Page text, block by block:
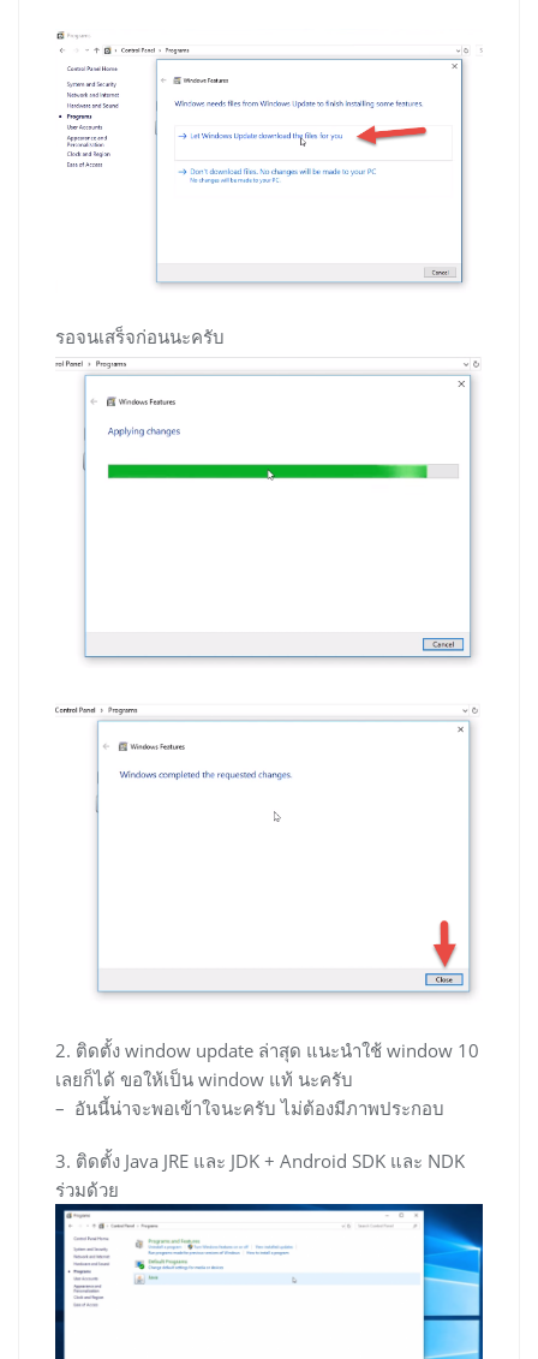
รอจนเสร็จก่อนนะครับ
2. ติดตั้ง window update ล่าสุด แนะนำใช้ window 10
เลยก็ได้ ขอให้เป็น window แท้ นะครับ
– อันนี้น่าจะพอเข้าใจนะครับ ไม่ต้องมีภาพประกอบ
3. ติดตั้ง Java JRE และ JDK + Android SDK และ NDK
ร่วมด้วย